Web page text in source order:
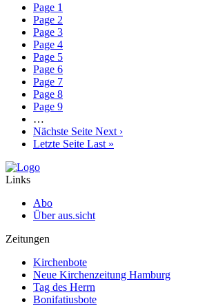
Page 1
Page 2
Page 3
Page 4
Page 5
Page 6
Page 7
Page 8
Page 9
…
Nächste Seite Next ›
Letzte Seite Last »
Links
Abo
Über aus.sicht
Zeitungen
Kirchenbote
Neue Kirchenzeitung Hamburg
Tag des Herrn
Bonifatiusbote